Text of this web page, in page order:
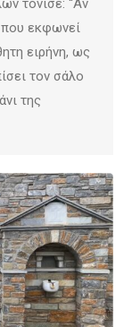
τόνισε: “Αν
που εκφωνεί
ειρήνη, ως
τον σάλο
της